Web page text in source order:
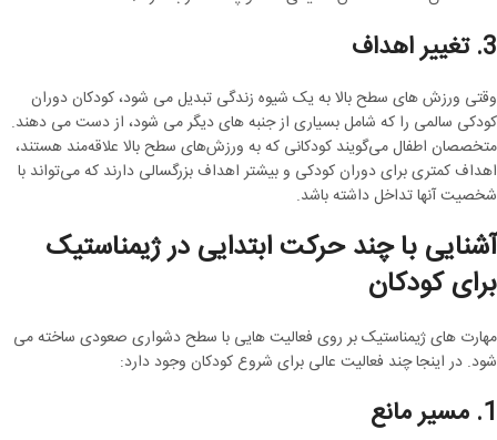
3. تغییر اهداف
وقتی ورزش های سطح بالا به یک شیوه زندگی تبدیل می شود، کودکان دوران
کودکی سالمی را که شامل بسیاری از جنبه های دیگر می شود، از دست می دهند.
متخصصان اطفال می‌گویند کودکانی که به ورزش‌های سطح بالا علاقه‌مند هستند،
اهداف کمتری برای دوران کودکی و بیشتر اهداف بزرگسالی دارند که می‌تواند با
شخصیت آنها تداخل داشته باشد.
آشنایی با چند حرکت ابتدایی در ژیمناستیک
برای کودکان
مهارت های ژیمناستیک بر روی فعالیت هایی با سطح دشواری صعودی ساخته می
شود. در اینجا چند فعالیت عالی برای شروع کودکان وجود دارد:
1. مسیر مانع